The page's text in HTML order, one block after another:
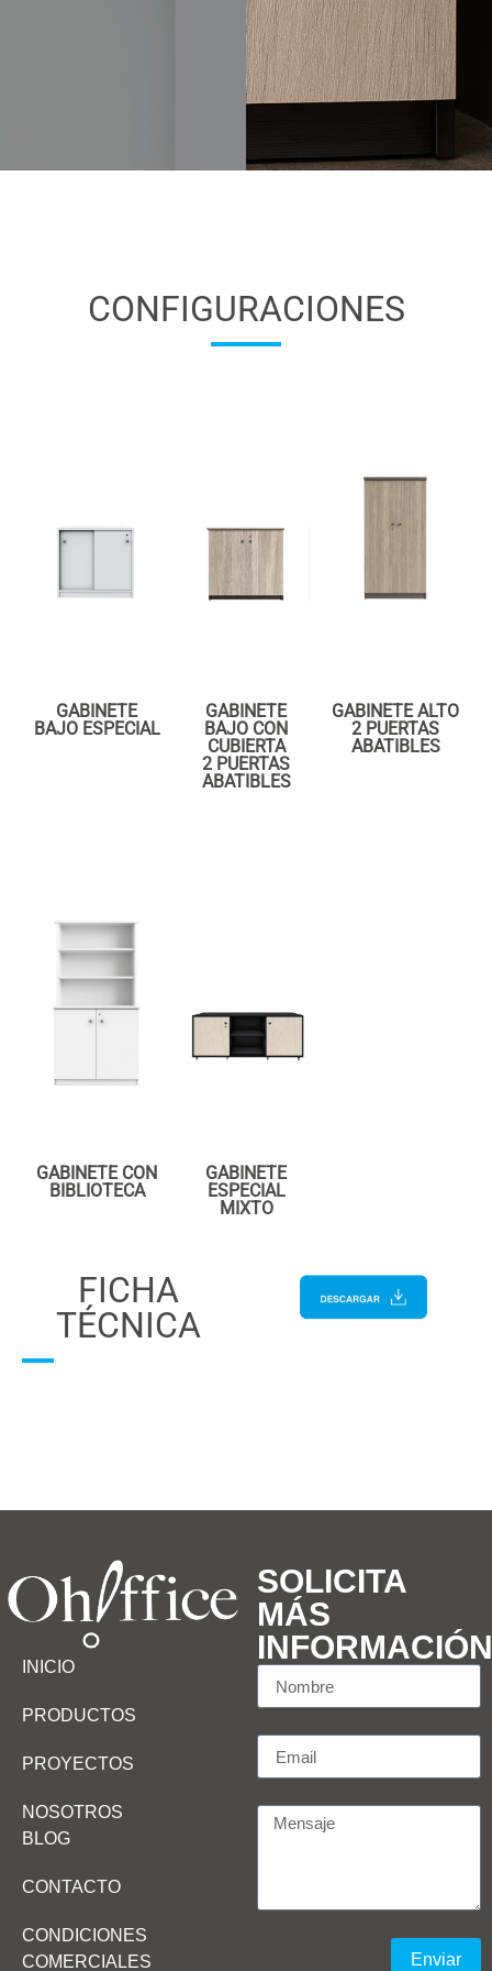
CONFIGURACIONES
GABINETE
BAJO ESPECIAL
GABINETE
BAJO CON
CUBIERTA
2 PUERTAS
ABATIBLES
GABINETE ALTO
2 PUERTAS
ABATIBLES
GABINETE CON
BIBLIOTECA
GABINETE
ESPECIAL
MIXTO
FICHA
TÉCNICA
INICIO
PRODUCTOS
PROYECTOS
NOSOTROS
BLOG
CONTACTO
CONDICIONES
COMERCIALES
SOLICITA
MÁS
INFORMACIÓN
Enviar